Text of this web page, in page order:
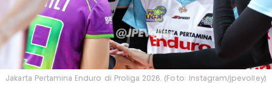
Jakarta Pertamina Enduro di Proliga 2026. (Foto: Instagram/jpevolley)